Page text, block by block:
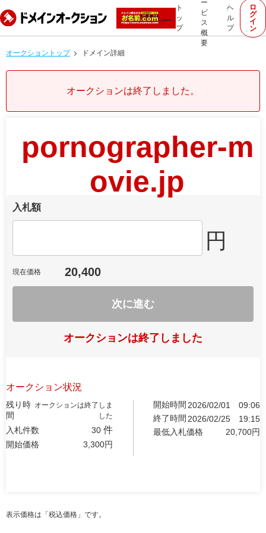
ト
ッ
プ
ー
ビ
ス
概
要
ヘ
ル
プ
ロ
グ
イ
ン
オークショントップ ドメイン詳細
オークションは終了しました。
pornographer-m
ovie.jp
入札額
円
現在価格 20,400
次に進む
オークションは終了しました
オークション状況
残り時
間
オークションは終了しま
した
入札件数 30 件
開始価格 3,300円
開始時間 2026/02/01
09:06
終了時間 2026/02/25
19:15
最低入札価格
20,700円
表示価格は「税込価格」です。